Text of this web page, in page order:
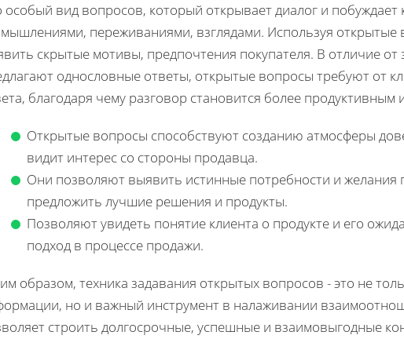
особый вид вопросов, который открывает диалог и побуждает
переживаниями, взглядами. Используя
скрытые мотивы, предпочтения покупателя. В отличие
однословные ответы, открытые вопросы требуют от
благодаря чему разговор становится более
Открытые вопросы способствуют созданию атмосферы
видит интерес со стороны продавца.
Они позволяют выявить истинные потребности и желания
предложить лучшие решения и продукты.
Позволяют увидеть понятие клиента о продукте и его
подход в процессе продажи.
образом, техника задавания открытых вопросов - это не
но и важный инструмент в налаживании
строить долгосрочные, успешные и взаимовыгодные